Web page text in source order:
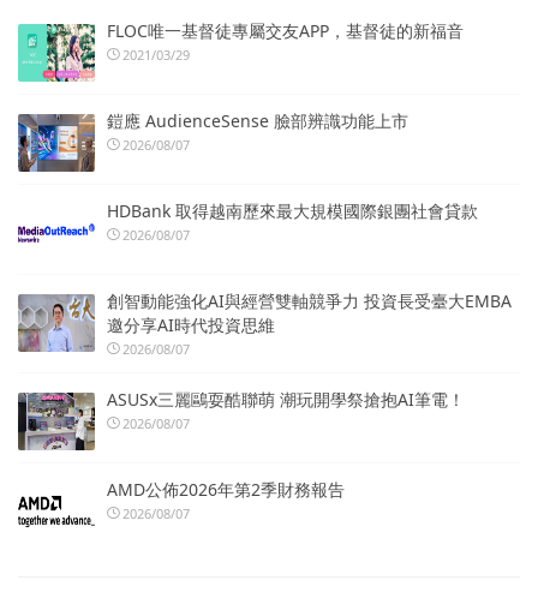
FLOC唯一基督徒專屬交友APP，基督徒的新福音
2021/03/29
鎧應 AudienceSense 臉部辨識功能上市
2026/08/07
HDBank 取得越南歷來最大規模國際銀團社會貸款
2026/08/07
創智動能強化AI與經營雙軸競爭力 投資長受臺大EMBA
邀分享AI時代投資思維
2026/08/07
ASUSx三麗鷗耍酷聯萌 潮玩開學祭搶抱AI筆電！
2026/08/07
AMD公佈2026年第2季財務報告
2026/08/07